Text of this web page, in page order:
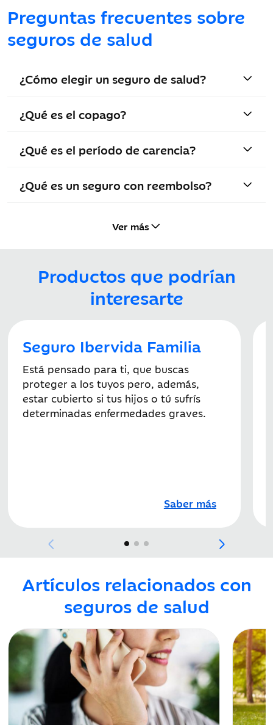
Preguntas frecuentes sobre
seguros de salud
¿Cómo elegir un seguro de salud?
¿Qué es el copago?
¿Qué es el período de carencia?
¿Qué es un seguro con reembolso?
Ver más
Productos que podrían
interesarte
Seguro Ibervida Familia
Está pensado para ti, que buscas
proteger a los tuyos pero, además,
estar cubierto si tus hijos o tú sufrís
determinadas enfermedades graves.
Saber más
Artículos relacionados con
seguros de salud